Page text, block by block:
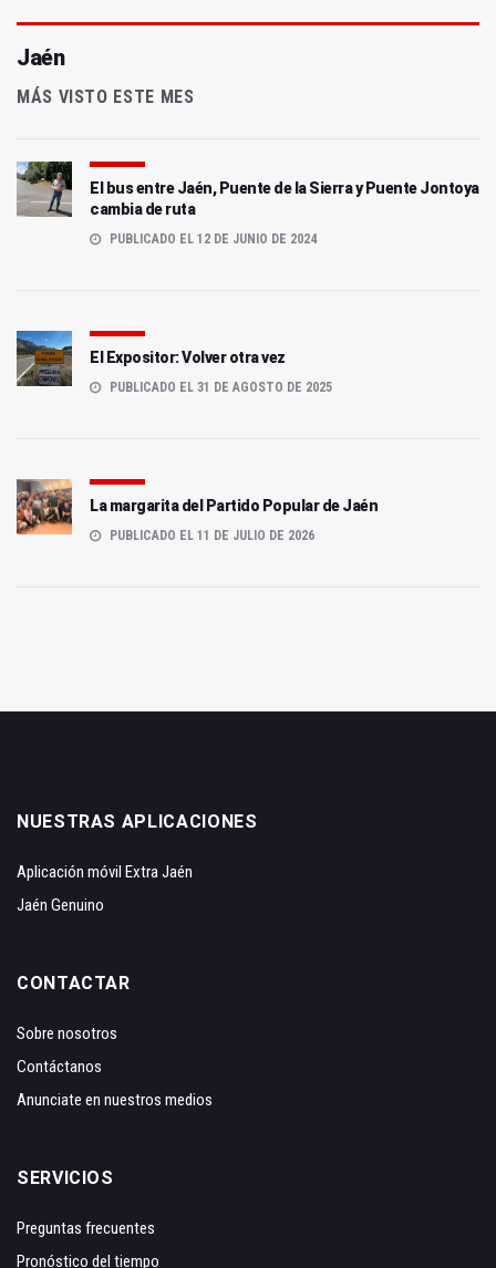
Jaén
MÁS VISTO ESTE MES
El bus entre Jaén, Puente de la Sierra y Puente Jontoya
cambia de ruta
PUBLICADO EL 12 DE JUNIO DE 2024
El Expositor: Volver otra vez
PUBLICADO EL 31 DE AGOSTO DE 2025
La margarita del Partido Popular de Jaén
PUBLICADO EL 11 DE JULIO DE 2026
NUESTRAS APLICACIONES
Aplicación móvil Extra Jaén
Jaén Genuino
CONTACTAR
Sobre nosotros
Contáctanos
Anunciate en nuestros medios
SERVICIOS
Preguntas frecuentes
Pronóstico del tiempo